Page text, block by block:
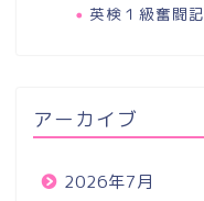
英検１級奮闘記
アーカイブ
2026年7月